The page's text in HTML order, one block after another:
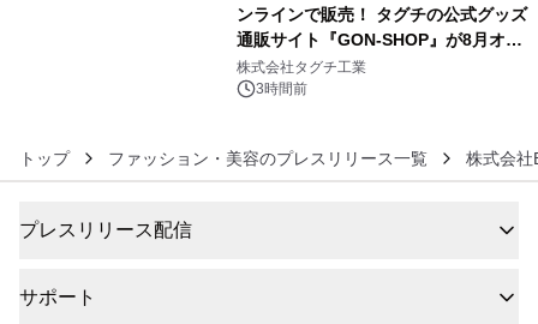
ンラインで販売！ タグチの公式グッズ
通販サイト『GON-SHOP』が8月オー
プン
株式会社タグチ工業
3時間前
トップ ファッション・美容のプレスリリース一覧 株式会
プレスリリース配信
サポート